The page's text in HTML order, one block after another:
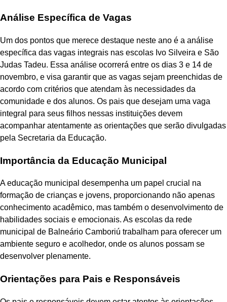
Análise Específica de Vagas
Um dos pontos que merece destaque neste ano é a análise
específica das vagas integrais nas escolas Ivo Silveira e São
Judas Tadeu. Essa análise ocorrerá entre os dias 3 e 14 de
novembro, e visa garantir que as vagas sejam preenchidas de
acordo com critérios que atendam às necessidades da
comunidade e dos alunos. Os pais que desejam uma vaga
integral para seus filhos nessas instituições devem
acompanhar atentamente as orientações que serão divulgadas
pela Secretaria da Educação.
Importância da Educação Municipal
A educação municipal desempenha um papel crucial na
formação de crianças e jovens, proporcionando não apenas
conhecimento acadêmico, mas também o desenvolvimento de
habilidades sociais e emocionais. As escolas da rede
municipal de Balneário Camboriú trabalham para oferecer um
ambiente seguro e acolhedor, onde os alunos possam se
desenvolver plenamente.
Orientações para Pais e Responsáveis